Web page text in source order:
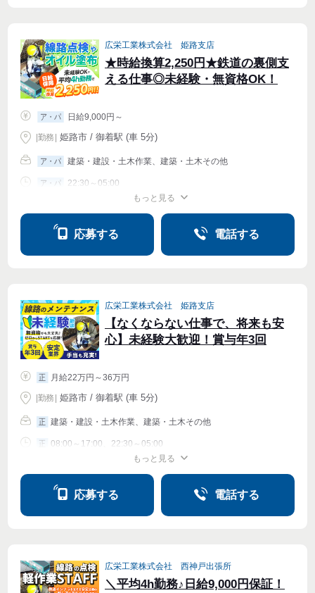
広栄工業株式会社 姫路支店
★時給換算2,250円★鉄道の裏側支
える仕事◎未経験・無資格OK！
ア・パ 日給9,000円～
|勤務 姫路市 / 御着駅 (車 5分)
ア・パ 建築・建設・土木作業、建築・土木その他
ア・パ 22:30～05:00
もっと見る
応募する 電話する
広栄工業株式会社 姫路支店
【なくならない仕事で、将来も安
心】未経験大歓迎！賞与年3回
正 月給22万円～36万円
|勤務 姫路市 / 御着駅 (車 5分)
正 建築・建設・土木作業、建築・土木その他
正 08:00～17:00、22:30～05:00
もっと見る
応募する 電話する
広栄工業株式会社 西神戸出張所
＼平均4h勤務♪日給9,000円保証！